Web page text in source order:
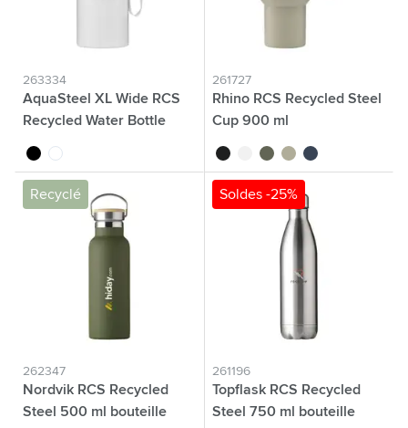
263334
AquaSteel XL Wide RCS
Recycled Water Bottle
noir blanc
261727
Rhino RCS Recycled Steel
Cup 900 ml
noir blancvert beigebleu marine
Recyclé
262347
Nordvik RCS Recycled
Steel 500 ml bouteille
Soldes -25%
261196
Topflask RCS Recycled
Steel 750 ml bouteille